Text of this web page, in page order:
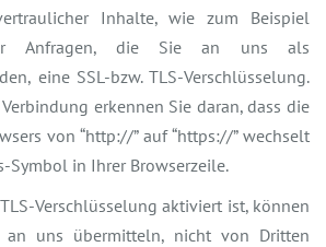
Inhalte, wie zum Beispiel
Anfragen, die Sie an uns als
eine SSL-bzw. TLS-Verschlüsselung.
erkennen Sie daran, dass die
von “http://” auf “https://” wechselt
Symbol in Ihrer Browserzeile.
Verschlüsselung aktiviert ist, können
uns übermitteln, nicht von Dritten